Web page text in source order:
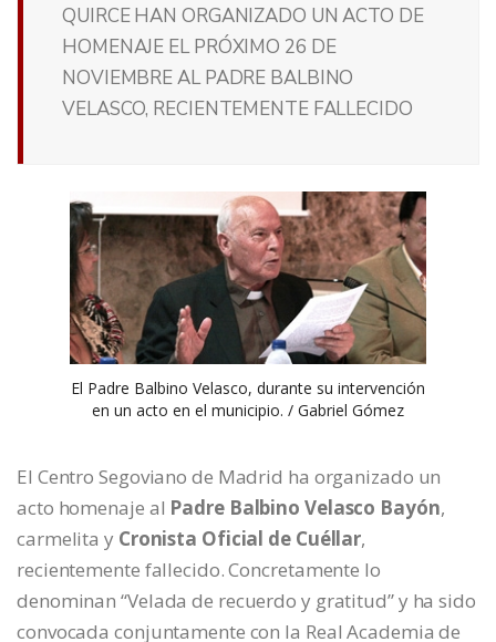
QUIRCE HAN ORGANIZADO UN ACTO DE
HOMENAJE EL PRÓXIMO 26 DE
NOVIEMBRE AL PADRE BALBINO
VELASCO, RECIENTEMENTE FALLECIDO
El Padre Balbino Velasco, durante su intervención
en un acto en el municipio. / Gabriel Gómez
El Centro Segoviano de Madrid ha organizado un
acto homenaje al Padre Balbino Velasco Bayón,
carmelita y Cronista Oficial de Cuéllar,
recientemente fallecido. Concretamente lo
denominan “Velada de recuerdo y gratitud” y ha sido
convocada conjuntamente con la Real Academia de